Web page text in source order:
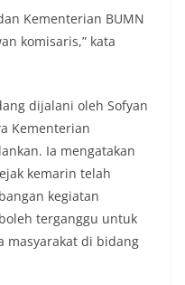
Kementerian BUMN
komisaris,” kata
dijalani oleh Sofyan
Kementerian
Ia mengatakan
kemarin telah
kegiatan
terganggu untuk
masyarakat di bidang